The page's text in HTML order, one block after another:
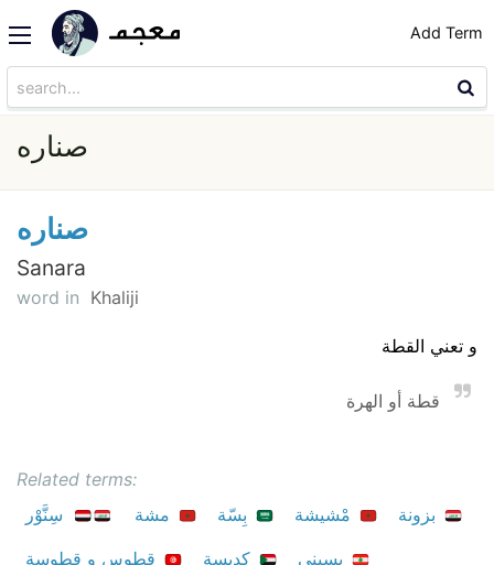
Add Term
صناره
صناره
Sanara
word in Khaliji
و تعني القطة
قطة أو الهرة
Related terms:
سِنَّوْر
مشة بِسّة مْشيشة
بزونة
قطوس و قطوسة
كديسة
بسيني